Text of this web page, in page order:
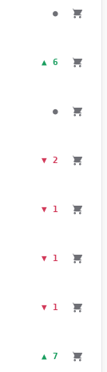
●
▲ 6
●
▼ 2
▼ 1
▼ 1
▼ 1
▲ 7